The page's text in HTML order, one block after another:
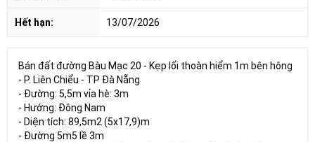
Hết hạn: 13/07/2026
Bán đất đường Bàu Mạc 20 - Kẹp lối thoàn hiểm 1m bên hông
- P. Liên Chiểu - TP Đà Nẵng
- Đường: 5,5m vỉa hè: 3m
- Hướng: Đông Nam
- Diện tích: 89,5m2 (5x17,9)m
- Đường 5m5 lề 3m